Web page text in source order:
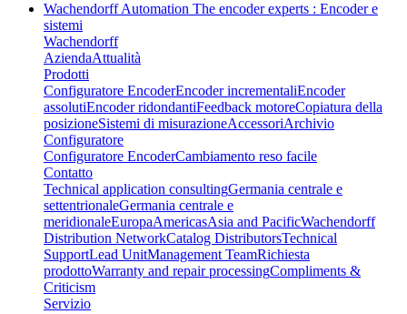
Wachendorff Automation The encoder experts : Encoder e
sistemi
Wachendorff
AziendaAttualità
Prodotti
Configuratore EncoderEncoder incrementaliEncoder
assolutiEncoder ridondantiFeedback motoreCopiatura della
posizioneSistemi di misurazioneAccessoriArchivio
Configuratore
Configuratore EncoderCambiamento reso facile
Contatto
Technical application consultingGermania centrale e
settentrionaleGermania centrale e
meridionaleEuropaAmericasAsia and PacificWachendorff
Distribution NetworkCatalog DistributorsTechnical
SupportLead UnitManagement TeamRichiesta
prodottoWarranty and repair processingCompliments &
Criticism
Servizio